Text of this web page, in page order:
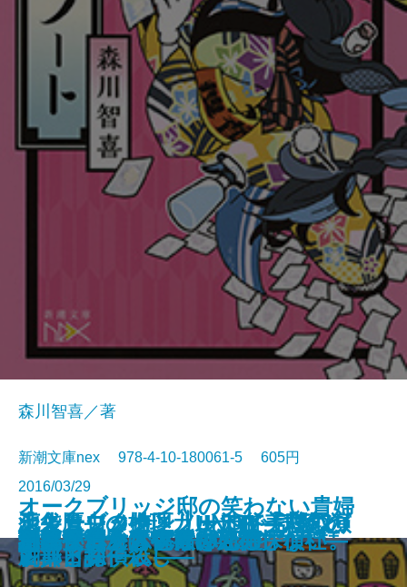
池袋カジノ特区 UNOで七億取り
返せ同盟 II―グラン・コン編―
青の数学
王の厨房―僕僕先生 零―
ハルコナ
砕け散るところを見せてあげる
オークブリッジ邸の笑わない貴婦
人2―後輩メイドと窓下のお嬢様
―
御手洗潔の追憶
生存賭博
スクールカースト殺人教室
トリモノート
森川智喜／著
新潮文庫nex 978-4-10-180061-5 605円
2016/03/29
小さいおじさん
渦森今日子は宇宙に期待しない。
シャーロック・ノートII―試験と
古典と探偵殺し―
天久鷹央の推理カルテIV―悲恋の
シンドローム―
謎好き乙女と偽りの恋心
誘拐サーカス―大神兄弟探偵社―
汚れた赤を恋と呼ぶんだ
月桃夜
恋よりブタカン！～池谷美咲の演
劇部日誌～
創薬探偵から祝福を